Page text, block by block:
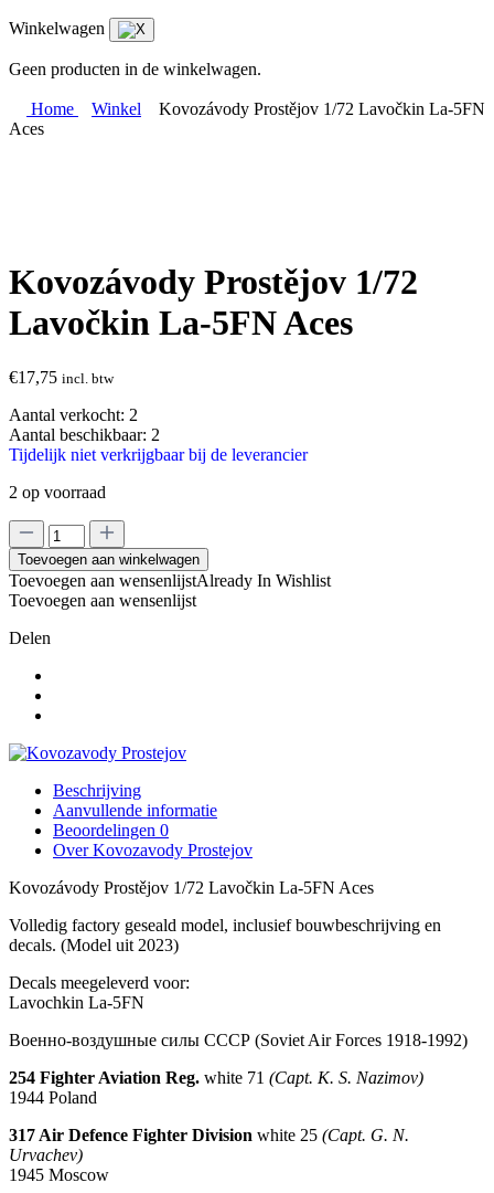
Winkelwagen
Geen producten in de winkelwagen.
Home Winkel
Kovozávody Prostějov 1/72 Lavočkin La-5FN
Aces
Kovozávody Prostějov 1/72
Lavočkin La-5FN Aces
€17,75 incl. btw
Aantal verkocht: 2
Aantal beschikbaar: 2
Tijdelijk niet verkrijgbaar bij de leverancier
2 op voorraad
Kovozávody
Prostějov
1/72
Lavočkin
La-
Aces
Toevoegen aan winkelwagen
Toevoegen aan wensenlijstAlready In Wishlist
Toevoegen aan wensenlijst
Delen
Beschrijving
Aanvullende informatie
Beoordelingen 0
Over Kovozavody Prostejov
Kovozávody Prostějov 1/72 Lavočkin La-5FN Aces
Volledig factory geseald model, inclusief bouwbeschrijving en
decals. (Model uit 2023)
Decals meegeleverd voor:
Lavochkin La-5FN
Военно-воздушные силы СССР (Soviet Air Forces 1918-1992)
254 Fighter Aviation Reg. white 71 (Capt. K. S. Nazimov)
1944 Poland
317 Air Defence Fighter Division white 25 (Capt. G. N.
Urvachev)
1945 Moscow